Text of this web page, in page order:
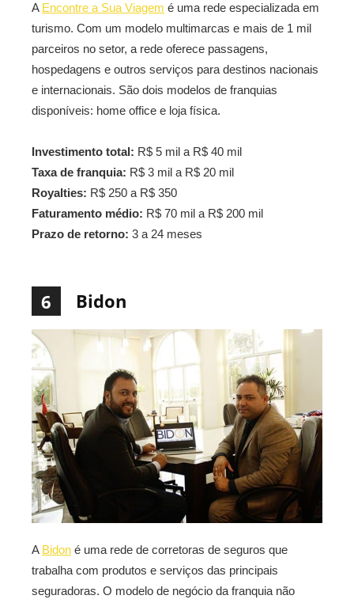
A Encontre a Sua Viagem é uma rede especializada em
turismo. Com um modelo multimarcas e mais de 1 mil
parceiros no setor, a rede oferece passagens,
hospedagens e outros serviços para destinos nacionais
e internacionais. São dois modelos de franquias
disponíveis: home office e loja física.
Investimento total: R$ 5 mil a R$ 40 mil
Taxa de franquia: R$ 3 mil a R$ 20 mil
Royalties: R$ 250 a R$ 350
Faturamento médio: R$ 70 mil a R$ 200 mil
Prazo de retorno: 3 a 24 meses
6 Bidon
A Bidon é uma rede de corretoras de seguros que
trabalha com produtos e serviços das principais
seguradoras. O modelo de negócio da franquia não